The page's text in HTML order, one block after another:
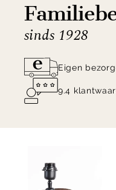
sinds 1928
Eigen
9.4